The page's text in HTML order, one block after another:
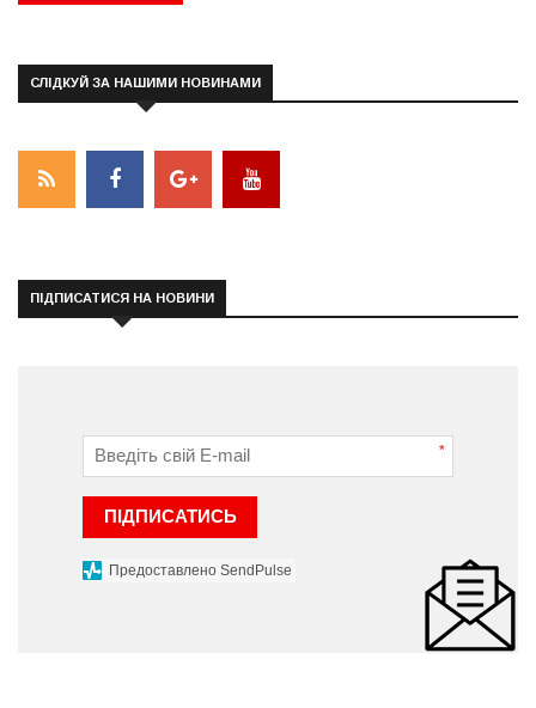
СЛІДКУЙ ЗА НАШИМИ НОВИНАМИ
ПІДПИСАТИСЯ НА НОВИНИ
*
ПІДПИСАТИСЬ
Предоставлено SendPulse